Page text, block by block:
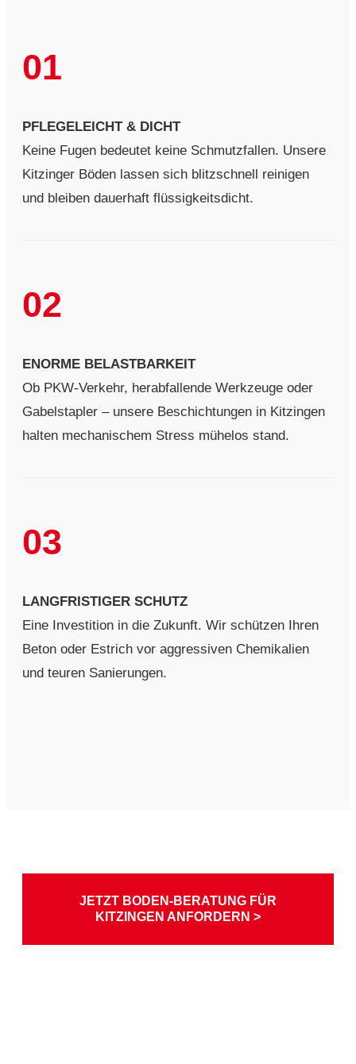
01
PFLEGELEICHT & DICHT
Keine Fugen bedeutet keine Schmutzfallen. Unsere
Kitzinger Böden lassen sich blitzschnell reinigen
und bleiben dauerhaft flüssigkeitsdicht.
02
ENORME BELASTBARKEIT
Ob PKW-Verkehr, herabfallende Werkzeuge oder
Gabelstapler – unsere Beschichtungen in Kitzingen
halten mechanischem Stress mühelos stand.
03
LANGFRISTIGER SCHUTZ
Eine Investition in die Zukunft. Wir schützen Ihren
Beton oder Estrich vor aggressiven Chemikalien
und teuren Sanierungen.
JETZT BODEN-BERATUNG FÜR
KITZINGEN ANFORDERN >